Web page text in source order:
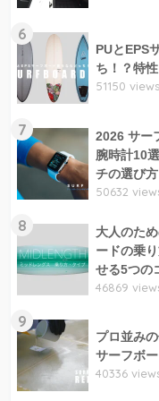
6
PUとEPS
ち！？特
51150 views
7
2026 サー
腕時計10
チの選び方
50632
8
大人のた
ードの乗
せる5つの
46869
9
プロ並み
サーフボ
40336